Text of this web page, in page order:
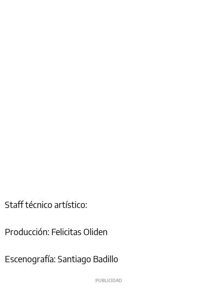
Staff técnico artístico:
Producción: Felicitas Oliden
Escenografía: Santiago Badillo